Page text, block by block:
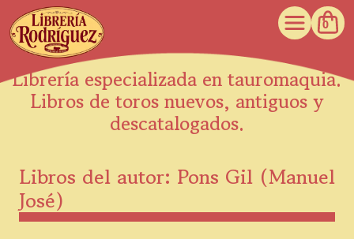
0
Librería especializada en tauromaquia.
Libros de toros nuevos, antiguos y
descatalogados.
Libros del autor: Pons Gil (Manuel
José)